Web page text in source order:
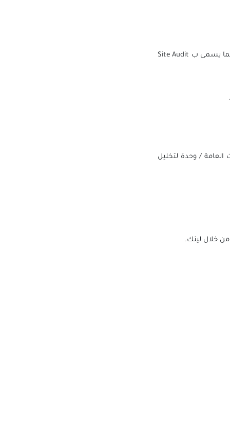
تعتبر اداة SEMRUCH من منتجات SAAS التي تساعدنا على تحليل الموقع الكتروني جيدا اذ تقوم اولا بما يسمى ب Site Audit
العامة / وحدة لتخليل